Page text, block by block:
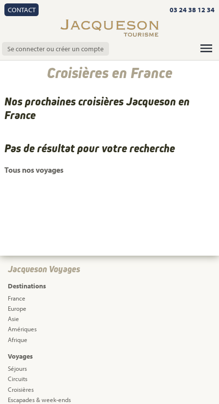
CONTACT 03 24 38 12 34
Se connecter ou créer un compte
Croisières en France
Nos prochaines croisières Jacqueson en
France
Pas de résultat pour votre recherche
Tous nos voyages
Jacqueson Voyages
Destinations
France
Europe
Asie
Amériques
Afrique
Voyages
Séjours
Circuits
Croisières
Escapades & week-ends